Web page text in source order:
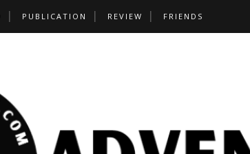
PUBLICATION REVIEW FRIENDS